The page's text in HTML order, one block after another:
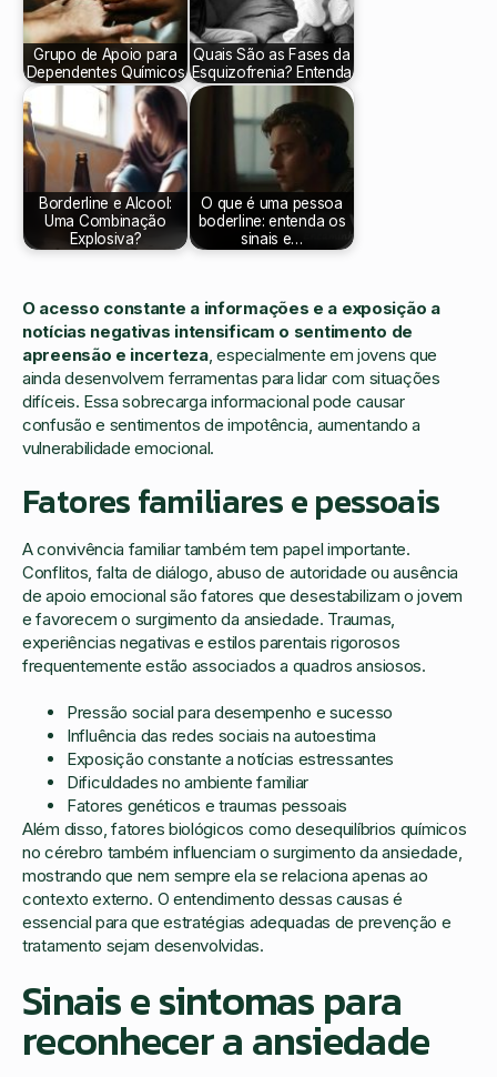
Grupo de Apoio para
Dependentes Químicos
Quais São as Fases da
Esquizofrenia? Entenda
Borderline e Alcool:
Uma Combinação
Explosiva?
O que é uma pessoa
boderline: entenda os
sinais e…
O acesso constante a informações e a exposição a
notícias negativas intensificam o sentimento de
apreensão e incerteza, especialmente em jovens que
ainda desenvolvem ferramentas para lidar com situações
difíceis. Essa sobrecarga informacional pode causar
confusão e sentimentos de impotência, aumentando a
vulnerabilidade emocional.
Fatores familiares e pessoais
A convivência familiar também tem papel importante.
Conflitos, falta de diálogo, abuso de autoridade ou ausência
de apoio emocional são fatores que desestabilizam o jovem
e favorecem o surgimento da ansiedade. Traumas,
experiências negativas e estilos parentais rigorosos
frequentemente estão associados a quadros ansiosos.
Pressão social para desempenho e sucesso
Influência das redes sociais na autoestima
Exposição constante a notícias estressantes
Dificuldades no ambiente familiar
Fatores genéticos e traumas pessoais
Além disso, fatores biológicos como desequilíbrios químicos
no cérebro também influenciam o surgimento da ansiedade,
mostrando que nem sempre ela se relaciona apenas ao
contexto externo. O entendimento dessas causas é
essencial para que estratégias adequadas de prevenção e
tratamento sejam desenvolvidas.
Sinais e sintomas para
reconhecer a ansiedade